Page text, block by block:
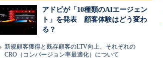
アドビが「10種類のAIエージェン
ト」を発表 顧客体験はどう変わ
る？
新規顧客獲得と既存顧客のLTV向上、それぞれの
CRO（コンバージョン率最適化）について